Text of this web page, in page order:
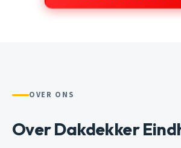
OVER ONS
Over Dakdekker